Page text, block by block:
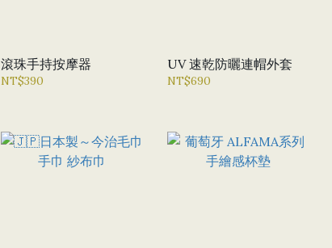
滾珠手持按摩器
NT$390
UV 速乾防曬連帽外套
NT$690